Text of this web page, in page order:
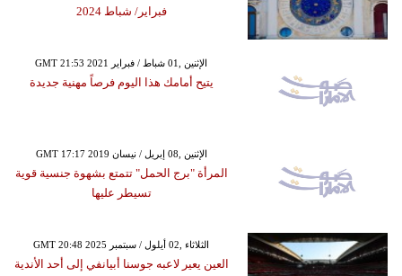
فبراير/ شباط 2024
GMT 21:53 2021 الإثنين ,01 شباط / فبراير
يتيح أمامك هذا اليوم فرصاً مهنية جديدة
GMT 17:17 2019 الإثنين ,08 إبريل / نيسان
المرأة "برج الحمل" تتمتع بشهوة جنسية قوية
تسيطر عليها
GMT 20:48 2025 الثلاثاء ,02 أيلول / سبتمبر
العين يعير لاعبه جوسنا أبيانفي إلى أحد الأندية